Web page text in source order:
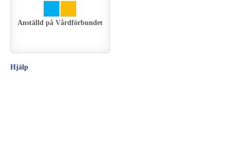
Anställd på Vårdförbundet
Hjälp